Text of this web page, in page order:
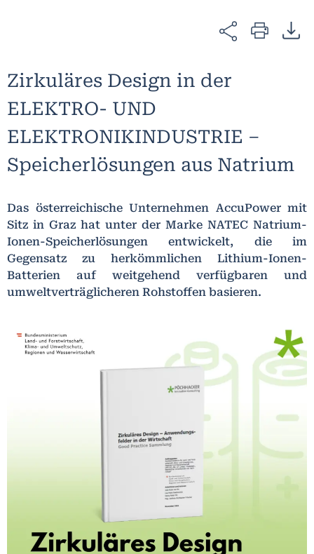
Zirkuläres Design in der
ELEKTRO- UND
ELEKTRONIKINDUSTRIE –
Speicherlösungen aus Natrium
Das österreichische Unternehmen AccuPower mit
Sitz in Graz hat unter der Marke NATEC Natrium-
Ionen-Speicherlösungen entwickelt, die im
Gegensatz zu herkömmlichen Lithium-Ionen-
Batterien auf weitgehend verfügbaren und
umweltverträglicheren Rohstoffen basieren.